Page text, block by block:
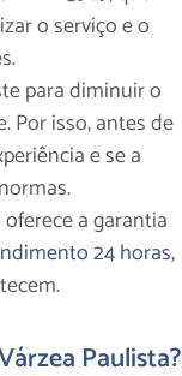
o serviço e o
para diminuir o
Por isso, antes de
e se a
a garantia
24 horas,
Paulista?